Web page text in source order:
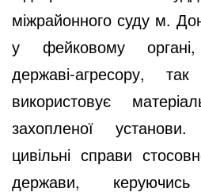
міжрайонного суду м.
у фейковому органі,
державі-агресору,
використовує
захопленої
цивільні справи
держави, керуючись